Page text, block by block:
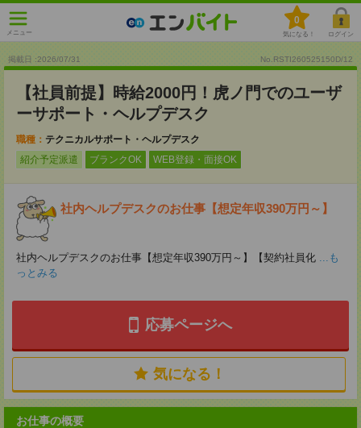
メニュー
0
気になる！ ログイン
掲載日 :2026/07/31 No.RSTI260525150D/12
【社員前提】時給2000円！虎ノ門でのユーザ
ーサポート・ヘルプデスク
職種： テクニカルサポート・ヘルプデスク
紹介予定派遣
ブランクOK WEB登録・面接OK
社内ヘルプデスクのお仕事【想定年収390万円～】
社内ヘルプデスクのお仕事【想定年収390万円～】【契約社員化 ...も
っとみる
応募ページへ
気になる！
お仕事の概要